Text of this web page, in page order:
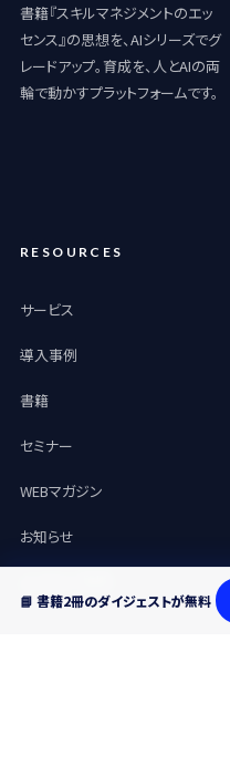
📘 書籍2冊のダイジェストが無料
書籍『スキルマネジメントのエッ
センス』の思想を、AIシリーズでグ
レードアップ。育成を、人とAIの両
輪で動かすプラットフォームです。
RESOURCES
サービス
導入事例
書籍
セミナー
WEBマガジン
お知らせ